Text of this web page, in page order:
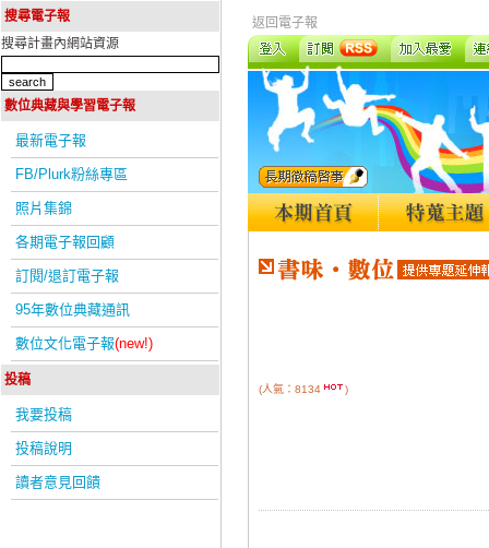
搜尋電子報
搜尋計畫內網站資源
數位典藏與學習電子報
最新電子報
FB/Plurk粉絲專區
照片集錦
各期電子報回顧
訂閱/退訂電子報
95年數位典藏通訊
數位文化電子報(new!)
投稿
我要投稿
投稿說明
讀者意見回饋
返回電子報
(人氣：8134 )